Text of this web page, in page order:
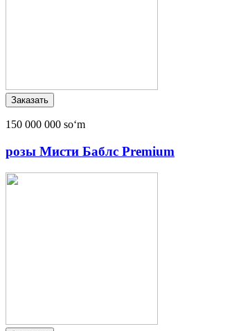
150 000 000 soʻm
розы Мисти Баблс Premium